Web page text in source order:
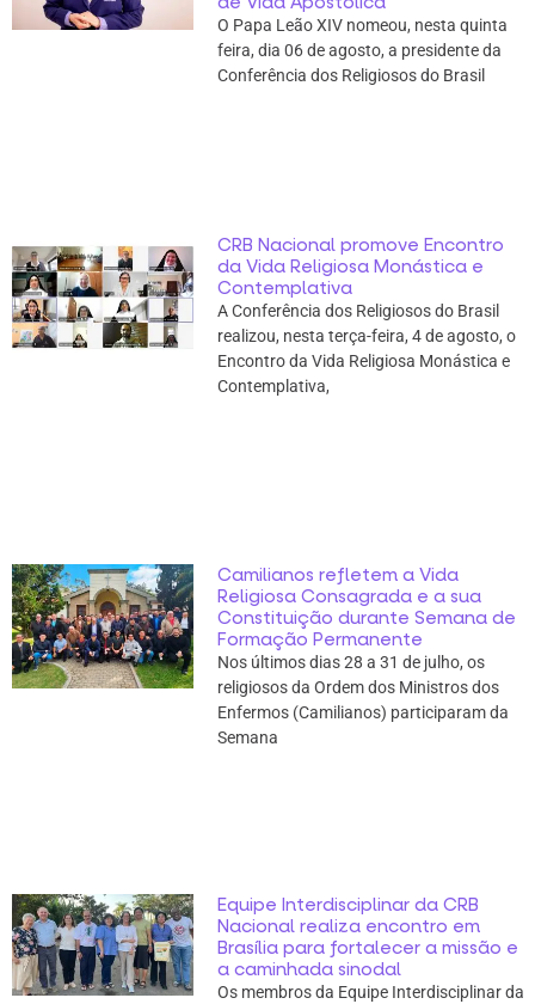
O Papa Leão XIV nomeou, nesta quinta
feira, dia 06 de agosto, a presidente da
Conferência dos Religiosos do Brasil
CRB Nacional promove Encontro
da Vida Religiosa Monástica e
Contemplativa
A Conferência dos Religiosos do Brasil
realizou, nesta terça-feira, 4 de agosto, o
Encontro da Vida Religiosa Monástica e
Contemplativa,
Camilianos refletem a Vida
Religiosa Consagrada e a sua
Constituição durante Semana de
Formação Permanente
Nos últimos dias 28 a 31 de julho, os
religiosos da Ordem dos Ministros dos
Enfermos (Camilianos) participaram da
Semana
Equipe Interdisciplinar da CRB
Nacional realiza encontro em
Brasília para fortalecer a missão e
a caminhada sinodal
Os membros da Equipe Interdisciplinar da